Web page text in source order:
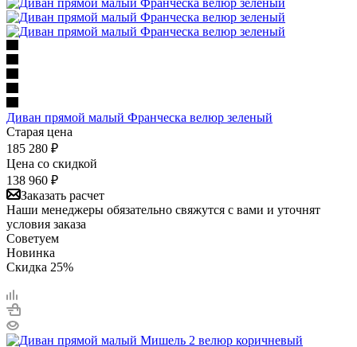
Диван прямой малый Франческа велюр зеленый
Старая цена
185 280 ₽
Цена со скидкой
138 960 ₽
Заказать расчет
Наши менеджеры обязательно свяжутся с вами и уточнят
условия заказа
Советуем
Новинка
Скидка 25%